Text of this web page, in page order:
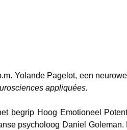
Yolande Pagelot, een
appliquées.
begrip Hoog Emotioneel
psycholoog Daniel Goleman.